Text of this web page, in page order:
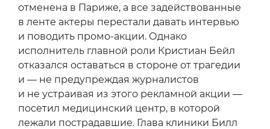
отменена в Париже, а все задействованные
в ленте актеры перестали давать интервью
и поводить промо-акции. Однако
исполнитель главной роли Кристиан Бейл
отказался оставаться в стороне от трагедии
и — не предупреждая журналистов
и не устраивая из этого рекламной акции —
посетил медицинский центр, в которой
лежали пострадавшие. Глава клиники Билл